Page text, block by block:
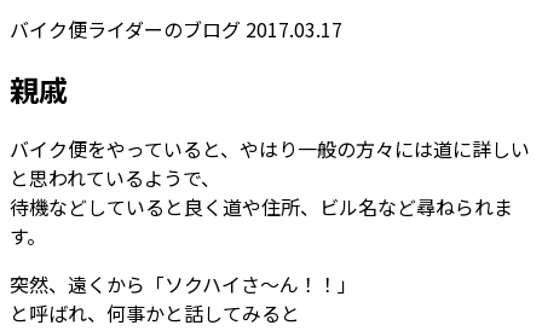
バイク便ライダーのブログ 2017.03.17
親戚
バイク便をやっていると、やはり一般の方々には道に詳しい
と思われているようで、
待機などしていると良く道や住所、ビル名など尋ねられま
す。
突然、遠くから「ソクハイさ～ん！！」
と呼ばれ、何事かと話してみると